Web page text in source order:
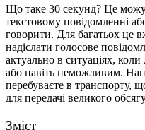
Що таке 30 секунд? Це
текстовому повідомленні
говорити. Для багатьох це
надіслати голосове
актуально в ситуаціях,
або навіть неможливим.
перебуваєте в транспорту,
для передачі великого
Зміст